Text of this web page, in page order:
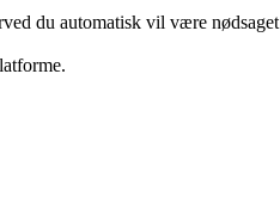
du automatisk vil være